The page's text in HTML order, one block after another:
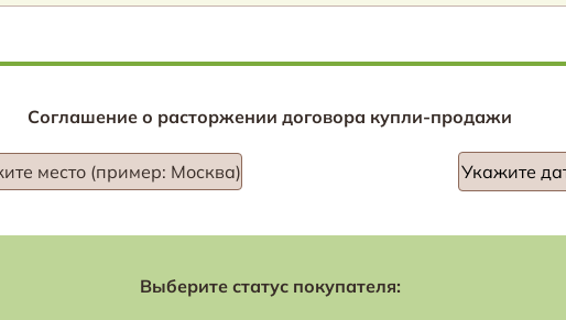
Соглашение о расторжении договора купли-продажи
место (пример: Москва)
Выберите статус покупателя: